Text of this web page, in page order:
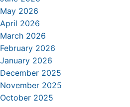
May 2026
April 2026
March 2026
February 2026
January 2026
December 2025
November 2025
October 2025